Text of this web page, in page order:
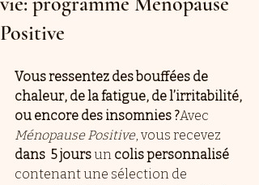
Positive
Vous ressentez des bouffées de
chaleur, de la fatigue, de l’irritabilité,
ou encore des insomnies ?Avec
Ménopause Positive, vous recevez
dans  5 jours un colis personnalisé
contenant une sélection de